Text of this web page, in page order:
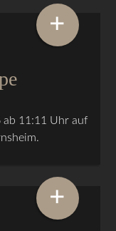
ab 11:11 Uhr auf
+
+